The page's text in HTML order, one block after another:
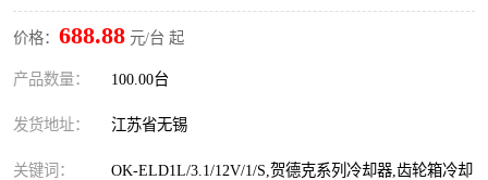
价格： 688.88 元/台 起
产品数量： 100.00台
发货地址： 江苏省无锡
关键词：
OK-ELD1L/3.1/12V/1/S,贺德克系列冷却器,齿轮箱冷却